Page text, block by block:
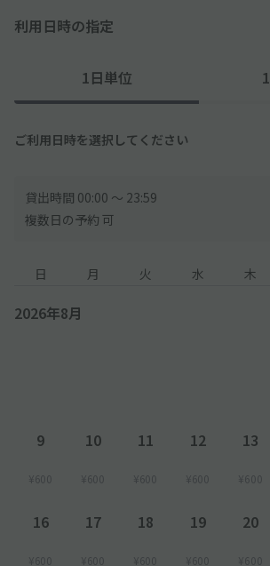
利用日時の指定
1日単位
ご利用日時を選択してください
貸出時間 00:00 〜 23:59
複数日の予約 可
日 月 火 水 木
2026年8月
9
¥600
10
¥600
11
¥600
12
¥600
13
¥600
16
¥600
17
¥600
18
¥600
19
¥600
20
¥600